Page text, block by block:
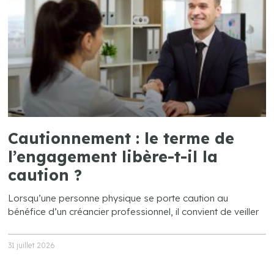
Cautionnement : le terme de
l’engagement libère-t-il la
caution ?
Lorsqu’une personne physique se porte caution au
bénéfice d’un créancier professionnel, il convient de veiller
31 juillet 2026